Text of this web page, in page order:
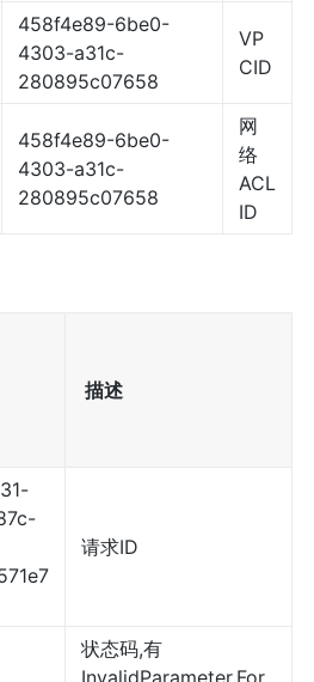
458f4e89-6be0-
4303-a31c-
280895c07658
VP
CID
458f4e89-6be0-
4303-a31c-
280895c07658
网
络
ACL
ID
描述
请求ID
状态码,有